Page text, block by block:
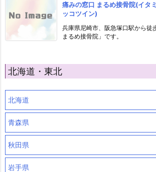
痛みの窓口 まるめ接骨院(イタ
ッコツイン)
兵庫県尼崎市、阪急塚口駅から徒
まるめ接骨院」です。
北海道・東北
北海道
青森県
秋田県
岩手県